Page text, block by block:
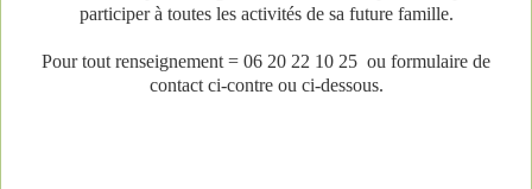
participer à toutes les activités de sa future famille.
Pour tout renseignement = 06 20 22 10 25 ou formulaire de
contact ci-contre ou ci-dessous.